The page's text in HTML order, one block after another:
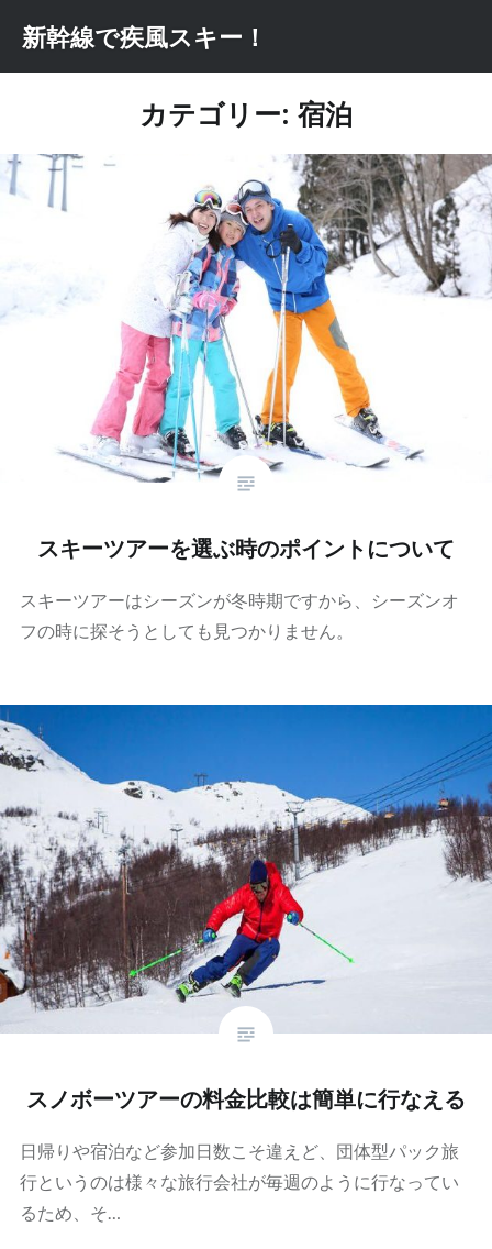
テ
へ
ス
新幹線で疾風スキー！
カテゴリー: 宿泊
スキーツアーを選ぶ時のポイントについて
スキーツアーはシーズンが冬時期ですから、シーズンオ
フの時に探そうとしても見つかりません。
スノボーツアーの料金比較は簡単に行なえる
日帰りや宿泊など参加日数こそ違えど、団体型パック旅
行というのは様々な旅行会社が毎週のように行なってい
るため、そ…